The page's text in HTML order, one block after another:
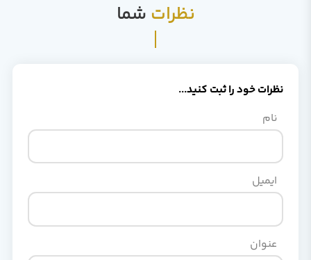
نظرات شما
نظرات خود را ثبت کنید...
نام
ایمیل
عنوان